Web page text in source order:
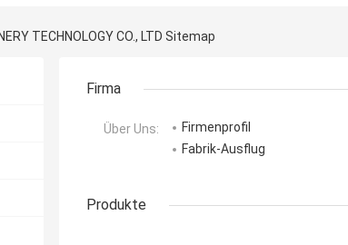
TECHNOLOGY CO., LTD Sitemap
Firma
Über Uns: Firmenprofil
Fabrik-Ausflug
Produkte